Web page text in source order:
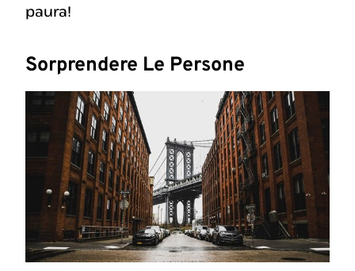
paura!
Sorprendere Le Persone